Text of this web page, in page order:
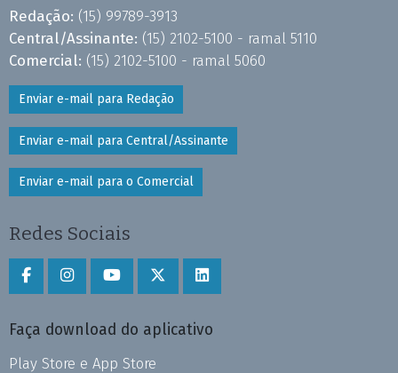
Redação: (15) 99789-3913
Central/Assinante: (15) 2102-5100 - ramal 5110
Comercial: (15) 2102-5100 - ramal 5060
Enviar e-mail para Redação
Enviar e-mail para Central/Assinante
Enviar e-mail para o Comercial
Redes Sociais
Faça download do aplicativo
Play Store e App Store